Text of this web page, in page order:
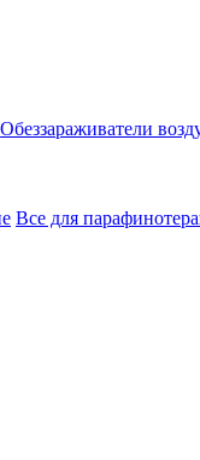
Обеззараживатели
Все для